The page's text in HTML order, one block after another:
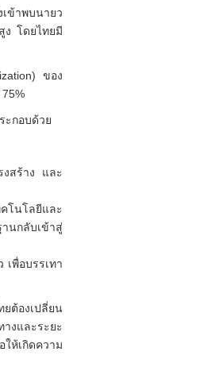
ข้าพบนายว
ง โดยไทยมี
ของ
ะกอบด้วย
งสร้าง และ
โนโลยีและ
นกลับเข้าสู่
พื่อบรรเทา
ต้องเปลี่ยน
งและระยะ
ห้เกิดความ